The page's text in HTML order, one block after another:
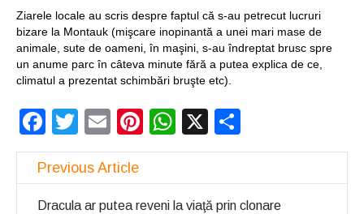
Ziarele locale au scris despre faptul că s-au petrecut lucruri
bizare la Montauk (mişcare inopinantă a unei mari mase de
animale, sute de oameni, în maşini, s-au îndreptat brusc spre
un anume parc în câteva minute fără a putea explica de ce,
climatul a prezentat schimbări bruşte etc).
Facebook
Twitter
EmailPinterest
WhatsApp
X
Previous Article
Dracula ar putea reveni la viaţă prin clonare